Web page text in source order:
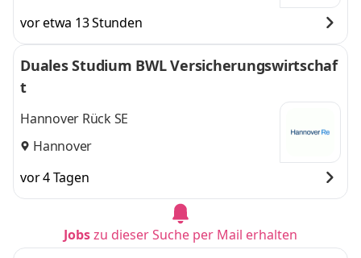
Donau, Rain am
Lech, Home-
Office,
Lech, Home-Office
1 weitere
vor etwa 13 Stunden
Duales Studium BWL Versicherungswirtschaf
t
Hannover Rück SE
Hannover
vor 4 Tagen
Jobszu dieser Suche per Mail erhalten